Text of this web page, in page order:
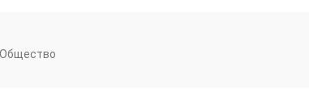
Общество